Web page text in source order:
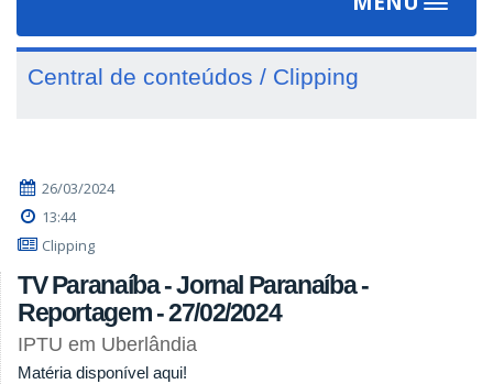
Toggle
Central de conteúdos / Clipping
26/03/2024
13:44
Clipping
TV Paranaíba - Jornal Paranaíba -
Reportagem - 27/02/2024
IPTU em Uberlândia
Matéria disponível aqui!